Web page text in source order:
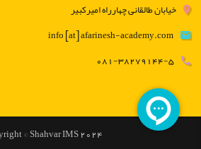
خیابان طالقانی چهارراه امیرکبیر
info [at] afarinesh-academy.com
081-38279144-5
© Shahvar IMS 2024